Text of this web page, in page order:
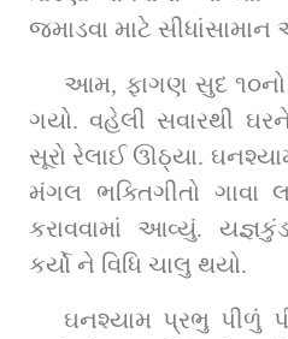
જમાડવા માટે
આમ, ફાગણ સુદ ૧૦નો
ગયો. વહેલી સવારથી
સૂરો રેલાઈ ઊઠ્યા.
મંગલ ભક્તિગીતો ગાવા
કરાવવામાં આવ્યું.
કર્યો ને વિધિ ચાલુ થયો.
ઘનશ્યામ પ્રભુ પીળું